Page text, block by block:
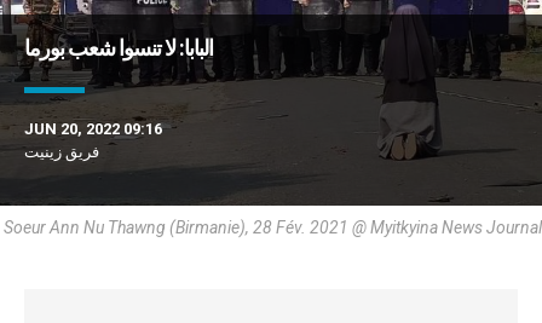
البابا: لا تنسوا شعب بورما
JUN 20, 2022 09:16
فريق زينيت
Soeur Ann Nu Thawng (Birmanie), 28 Fév. 2021 @ Myitkyina News Journal